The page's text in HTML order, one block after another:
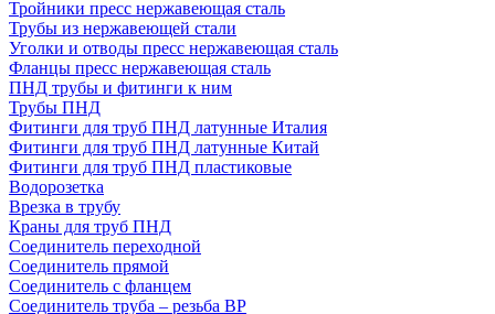
Тройники пресс нержавеющая сталь
Трубы из нержавеющей стали
Уголки и отводы пресс нержавеющая сталь
Фланцы пресс нержавеющая сталь
ПНД трубы и фитинги к ним
Трубы ПНД
Фитинги для труб ПНД латунные Италия
Фитинги для труб ПНД латунные Китай
Фитинги для труб ПНД пластиковые
Водорозетка
Врезка в трубу
Краны для труб ПНД
Соединитель переходной
Соединитель прямой
Соединитель с фланцем
Соединитель труба – резьба ВР